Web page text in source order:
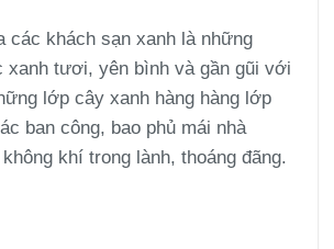
các khách sạn xanh là những
xanh tươi, yên bình và gần gũi với
lớp cây xanh hàng hàng lớp
ban công, bao phủ mái nhà
khí trong lành, thoáng đãng.